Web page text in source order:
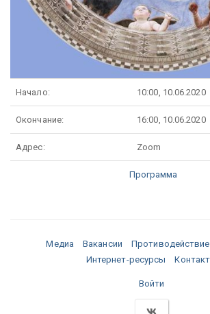
Начало: 10:00, 10.06.2020
Окончание: 16:00, 10.06.2020
Адрес: Zoom
Программа
Медиа Вакансии
Интернет-ресурсы
Войти